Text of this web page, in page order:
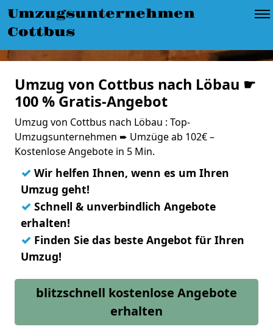
Umzugsunternehmen
Cottbus
Umzug von Cottbus nach Löbau ☛
100 % Gratis-Angebot
Umzug von Cottbus nach Löbau : Top-
Umzugsunternehmen ➨ Umzüge ab 102€ –
Kostenlose Angebote in 5 Min.
✓ Wir helfen Ihnen, wenn es um Ihren
Umzug geht!
✓ Schnell & unverbindlich Angebote
erhalten!
✓ Finden Sie das beste Angebot für Ihren
Umzug!
blitzschnell kostenlose Angebote
erhalten